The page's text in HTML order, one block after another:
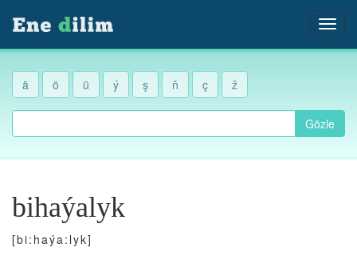
ä ö ü ý ş ň ç ž
Gözle
bihaýalyk
[bi:haýa:lyk]